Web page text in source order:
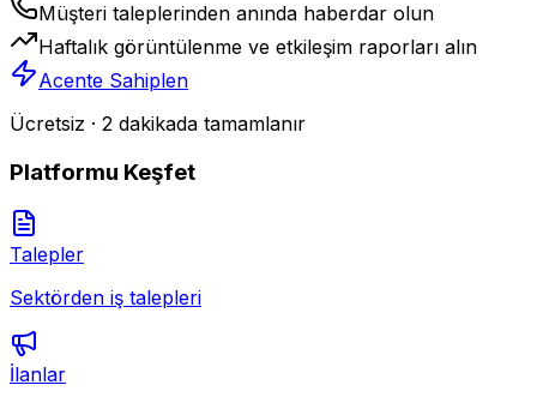
Müşteri taleplerinden anında haberdar olun
Haftalık görüntülenme ve etkileşim raporları alın
Acente Sahiplen
Ücretsiz · 2 dakikada tamamlanır
Platformu Keşfet
Talepler
Sektörden iş talepleri
İlanlar